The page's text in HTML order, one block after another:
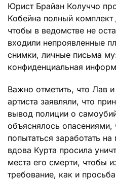
Юрист Брайан Колуччо
Кобейна полный
чтобы в ведомстве не
входили непроявленные
снимки, личные письма
конфиденциальная
Важно отметить, что Лав
артиста заявляли, что
вывод полиции о
объяснялось опасениями,
попытаться заработать
вдова Курта просила
места его смерти, чтобы
требование, как и